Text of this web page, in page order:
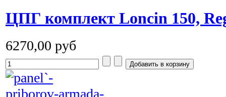
ЦПГ комплект Loncin 150,
6270,00 руб